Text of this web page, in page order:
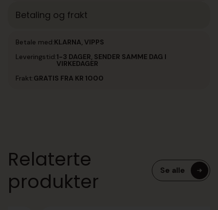
Betaling og frakt
Betale med:KLARNA, VIPPS
Leveringstid:1-3 DAGER, SENDER SAMME DAG I
VIRKEDAGER
Frakt:GRATIS FRA KR 1000
Relaterte
produkter
Se alle